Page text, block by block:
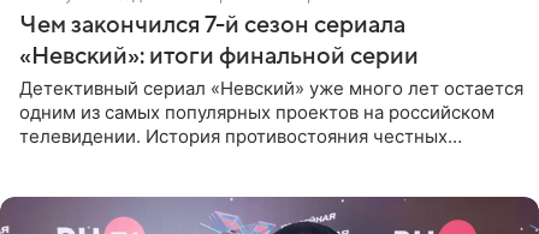
Чем закончился 7-й сезон сериала
«Невский»: итоги финальной серии
Детективный сериал «Невский» уже много лет остается
одним из самых популярных проектов на российском
телевидении. История противостояния честных